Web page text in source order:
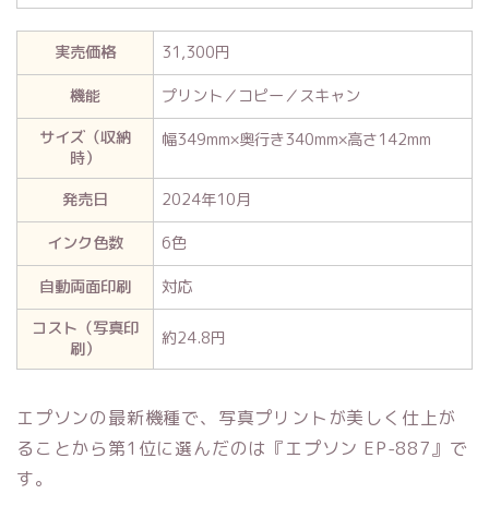
実売価格
31,300円
機能
プリント／コピー／スキャン
サイズ（収納
時）
幅349mm×奥行き340mm×高さ142mm
発売日
2024年10月
インク色数
6色
自動両面印刷
対応
コスト（写真印
刷）
約24.8円
エプソンの最新機種で、写真プリントが美しく仕上が
ることから第1位に選んだのは『エプソン EP-887』で
す。